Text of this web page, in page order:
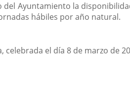
Ayuntamiento la
hábiles por año natural.
el día 8 de marzo de